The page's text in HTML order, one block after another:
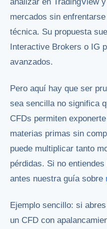
mercados sin
técnica. Su propuesta
Interactive Brokers o IG
avanzados.
Pero aquí hay que ser
sea sencilla no significa
CFDs permiten
materias primas sin
puede multiplicar tanto
pérdidas. Si no
antes nuestra guía sobre
Ejemplo sencillo: si
un CFD con